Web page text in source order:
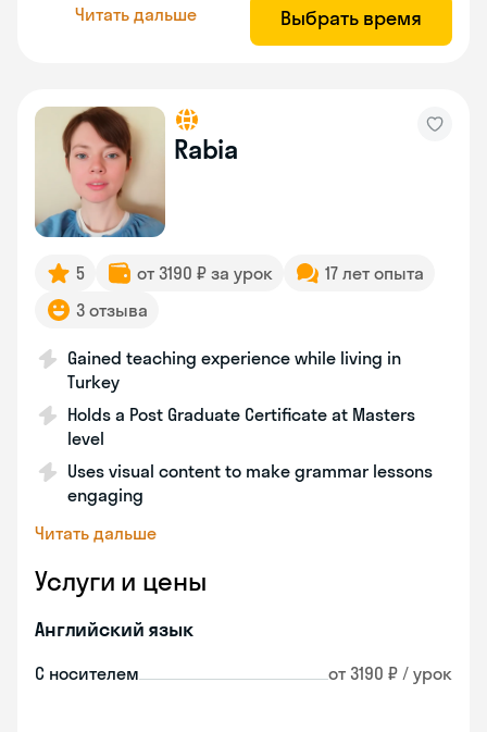
Читать дальше Выбрать время
Rabia
5 от 3190 ₽ за урок
17 лет опыта
3 отзыва
Gained teaching experience while living in
Turkey
Holds a Post Graduate Certificate at Masters
level
Uses visual content to make grammar lessons
engaging
Читать дальше
Услуги и цены
Английский язык
С носителем от 3190 ₽ / урок